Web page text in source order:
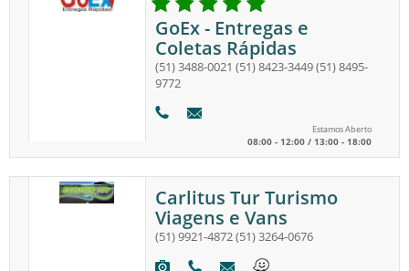
GoEx - Entregas e
Coletas Rápidas
(51) 3488-0021 (51) 8423-3449(51) 8495-
9772
Estamos Aberto
08:00 - 12:00 / 13:00 - 18:00
Carlitus Tur Turismo
Viagens e Vans
(51) 9921-4872(51) 3264-0676